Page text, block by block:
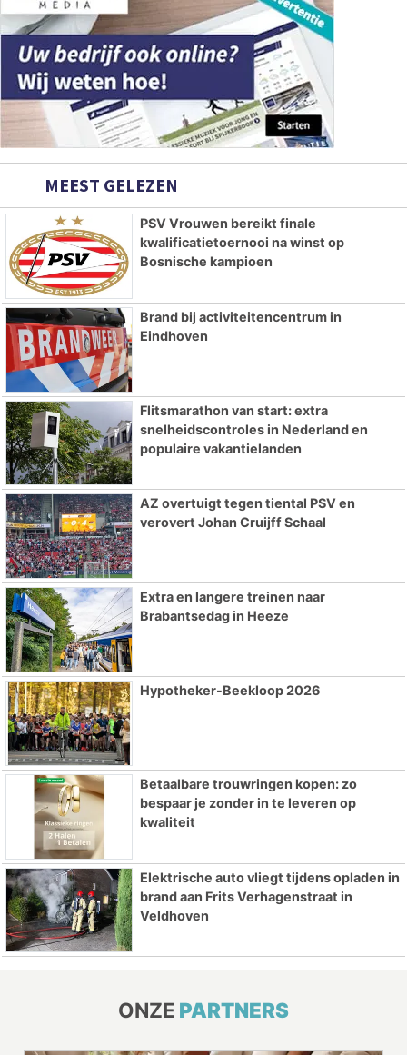
MEEST GELEZEN
PSV Vrouwen bereikt finale
kwalificatietoernooi na winst op
Bosnische kampioen
Brand bij activiteitencentrum in
Eindhoven
Flitsmarathon van start: extra
snelheidscontroles in Nederland en
populaire vakantielanden
AZ overtuigt tegen tiental PSV en
verovert Johan Cruijff Schaal
Extra en langere treinen naar
Brabantsedag in Heeze
Hypotheker-Beekloop 2026
Betaalbare trouwringen kopen: zo
bespaar je zonder in te leveren op
kwaliteit
Elektrische auto vliegt tijdens opladen in
brand aan Frits Verhagenstraat in
Veldhoven
ONZE PARTNERS